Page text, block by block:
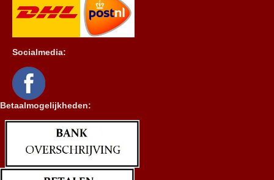
Socialmedia:
Betaalmogelijkheden: